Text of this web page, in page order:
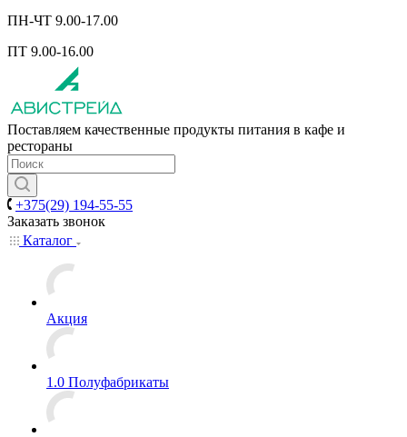
ПН-ЧТ 9.00-17.00
ПТ 9.00-16.00
Поставляем качественные продукты питания в кафе и
рестораны
+375(29) 194-55-55
Заказать звонок
Каталог
Акция
1.0 Полуфабрикаты